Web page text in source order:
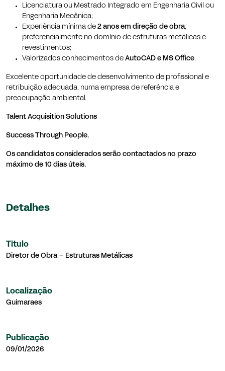
Licenciatura ou Mestrado Integrado em Engenharia Civil ou
Engenharia Mecânica;
Experiência mínima de 2 anos em direção de obra,
preferencialmente no domínio de estruturas metálicas e
revestimentos;
Valorizados conhecimentos de AutoCAD e MS Office.
Excelente oportunidade de desenvolvimento de profissional e
retribuição adequada, numa empresa de referência e
preocupação ambiental.
Talent Acquisition Solutions
Success Through People.
Os candidatos considerados serão contactados no prazo
máximo de 10 dias úteis.
Detalhes
Titulo
Diretor de Obra – Estruturas Metálicas
Localização
Guimaraes
Publicação
09/01/2026